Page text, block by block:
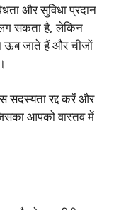
और सुविधा प्रदान
सकता है, लेकिन
ऊब जाते हैं और चीजों
सदस्यता रद्द करें और
आपको वास्तव में